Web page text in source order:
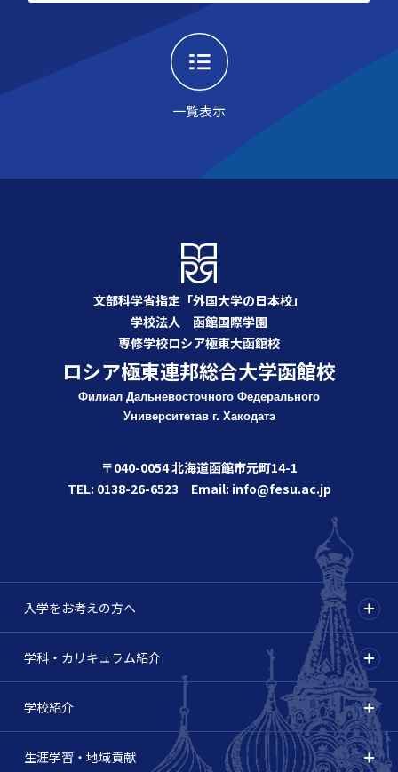
一覧表示
文部科学省指定「外国大学の日本校」
学校法人 函館国際学園
専修学校ロシア極東大函館校
ロシア極東連邦総合大学函館校
Филиал Дальневосточного Федерального
Университетав г. Хакодатэ
〒040-0054 北海道函館市元町14-1
TEL: 0138-26-6523 Email: info@fesu.ac.jp
入学をお考えの方へ
学科・カリキュラム紹介
学校紹介
生涯学習・地域貢献